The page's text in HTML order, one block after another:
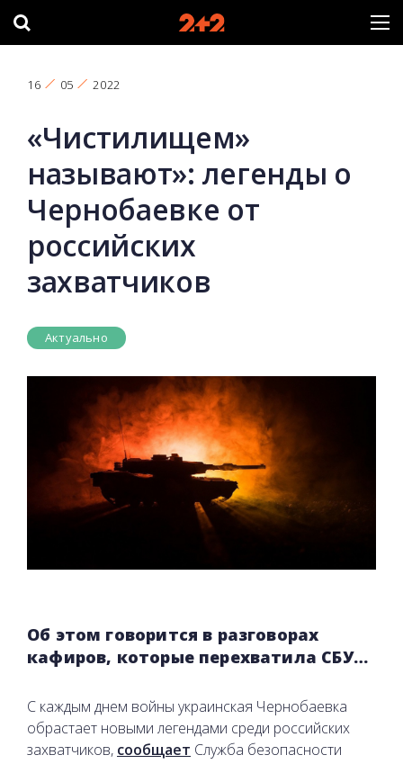
16 05 2022
«Чистилищем»
называют»: легенды о
Чернобаевке от
российских
захватчиков
Актуально
Об этом говорится в разговорах
кафиров, которые перехватила СБУ…
С каждым днем ​​войны украинская Чернобаевка
обрастает новыми легендами среди российских
захватчиков, сообщает Служба безопасности